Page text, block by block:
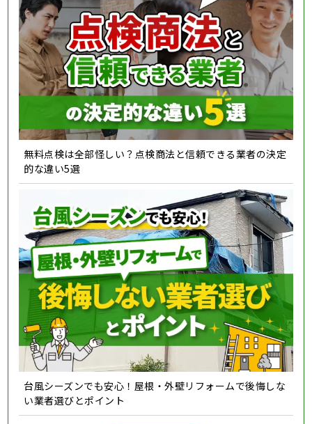
無料点検は全部怪しい？点検商法と信頼できる業者の決定
的な違い5選
台風シーズンでも安心！屋根・外壁リフォームで後悔しな
い業者選びとポイント